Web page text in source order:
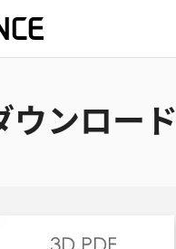
ウンロード